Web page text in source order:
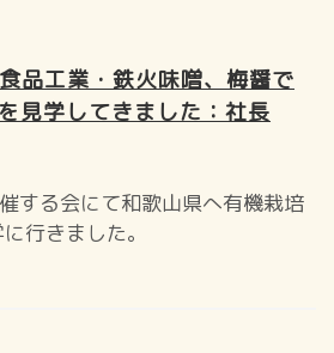
品工業・鉄火味噌、梅醤で
見学してきました：社長
する会にて和歌山県へ有機栽培
行きました。